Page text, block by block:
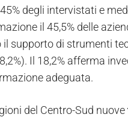
degli intervistati e
il 45,5% delle
supporto di strumenti
Il 18,2% afferma
adeguata.
del Centro-Sud nuove